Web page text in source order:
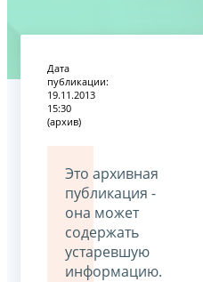
Дата
публикации:
19.11.2013
15:30
(архив)
Это архивная
публикация -
она может
содержать
устаревшую
информацию.